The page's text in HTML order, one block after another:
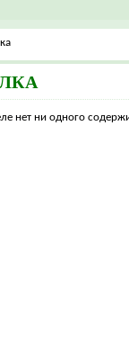
нет ни одного